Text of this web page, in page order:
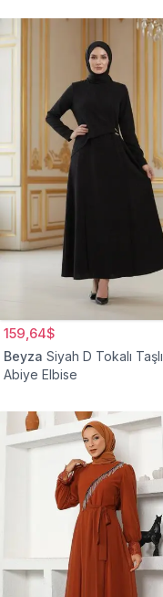
159,64$
Beyza Siyah D Tokalı Taşlı
Abiye Elbise